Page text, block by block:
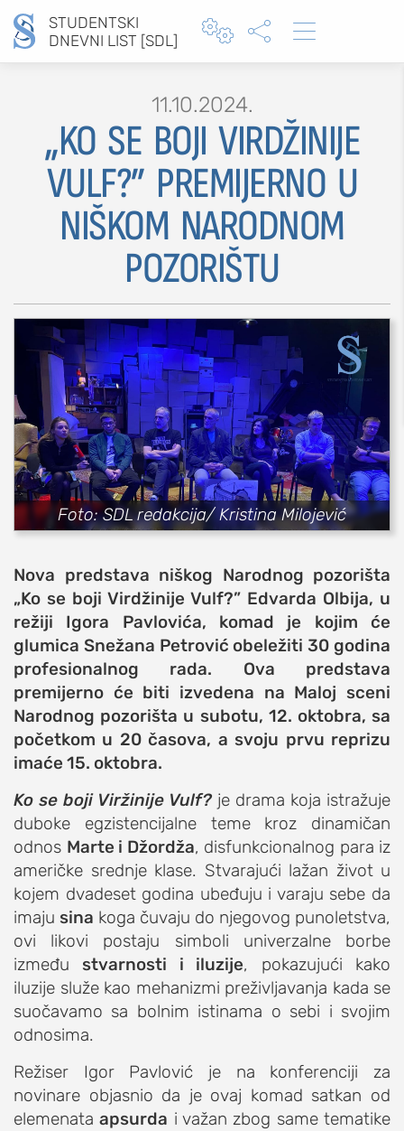
STUDENTSKI
DNEVNI LIST [SDL]
  
Type 2 or more characters for results.
MOJ SDL
SEKCIJE
društvo
kultura
sport
fudbal
košarka
rukomet
ostali sportovi
zabava
muzika
putovanja
moda i stil
studenti
organizacije
fakulteti
studentski život
zdravlje
it
kolumna
sdl podkast
STUDENTSKI DNEVNI LIST
impresum
kontakt
11.10.2024.
„KO SE BOJI VIRDŽINIJE
VULF?” PREMIJERNO U
NIŠKOM NARODNOM
POZORIŠTU
Foto: SDL redakcija/ Kristina Milojević
Nova predstava niškog Narodnog pozorišta
„Ko se boji Virdžinije Vulf?” Edvarda Olbija, u
režiji Igora Pavlovića, komad je kojim će
glumica Snežana Petrović obeležiti 30 godina
profesionalnog rada. Ova predstava
premijerno će biti izvedena na Maloj sceni
Narodnog pozorišta u subotu, 12. oktobra, sa
početkom u 20 časova, a svoju prvu reprizu
imaće 15. oktobra.
Ko se boji Viržinije Vulf? je drama koja istražuje
duboke egzistencijalne teme kroz dinamičan
odnos Martе i Džordža, disfunkcionalnog para iz
američke srednje klase. Stvarajući lažan život u
kojem dvadeset godina ubeđuju i varaju sebe da
imaju sina koga čuvaju do njegovog punoletstva,
ovi likovi postaju simboli univerzalne borbe
između stvarnosti i iluzije, pokazujući kako
iluzije služe kao mehanizmi preživljavanja kada se
suočavamo sa bolnim istinama o sebi i svojim
odnosima.
Režiser Igor Pavlović je na konferenciji za
novinare objasnio da je ovaj komad satkan od
elemenataapsurda i važan zbog same tematike